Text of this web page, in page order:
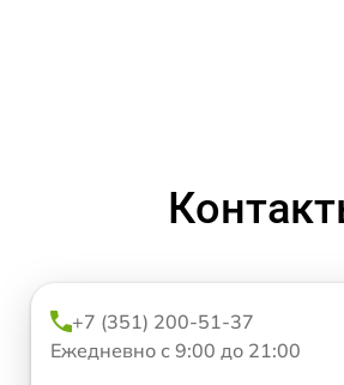
+7 (351) 200-51-37
Ежедневно с 9:00 до 21:00